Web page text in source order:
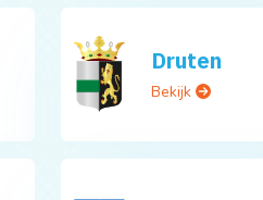
Druten
Bekijk